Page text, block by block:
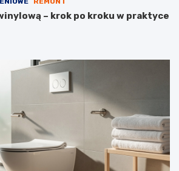
– krok po kroku w praktyce